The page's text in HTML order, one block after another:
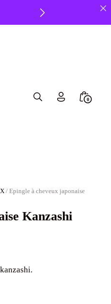
Search
0
/ Epingle à cheveux japonaise
Kanzashi